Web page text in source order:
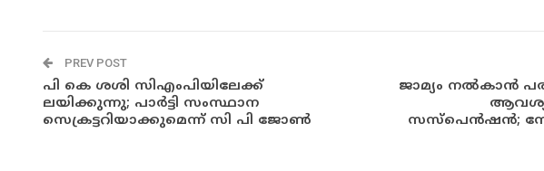
PREV POST
പി കെ ശശി സിഎംപിയിലേക്ക്
ലയിക്കുന്നു; പാർട്ടി സംസ്ഥാന
സെക്രട്ടറിയാക്കുമെന്ന് സി പി ജോൺ
ജാമ്യം നൽകാൻ
സസ്പെൻഷൻ;